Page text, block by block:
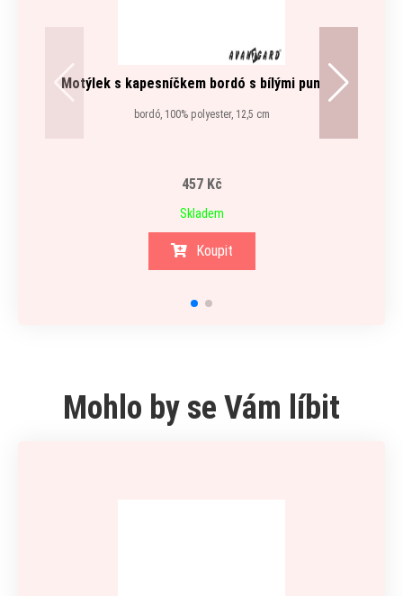
Motýlek s kapesníčkem bordó s bílými puntíky
bordó, 100% polyester, 12,5 cm
457 Kč
Skladem
Koupit
Mohlo by se Vám líbit